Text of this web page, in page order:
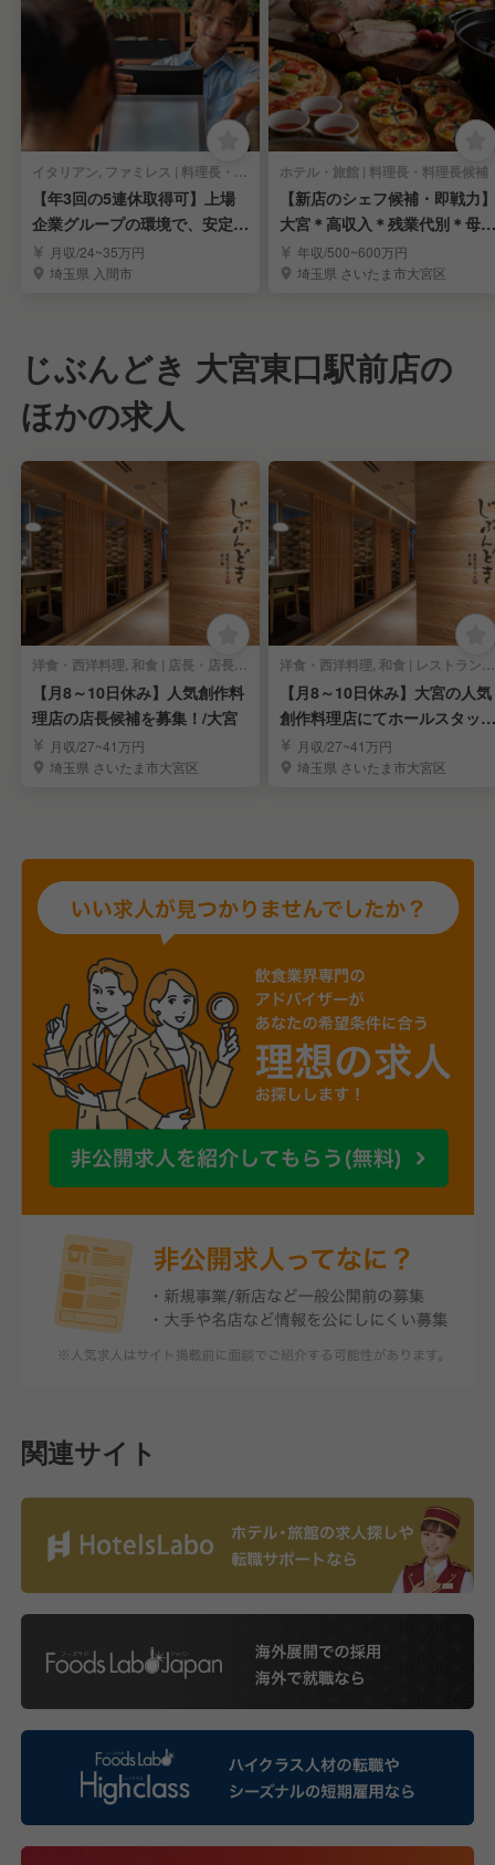
イタリアン, ファミレス | 料理長・料理長候補
【年3回の5連休取得可】上場
企業グループの環境で、安定し
たキャリアアップ！
月収/24~35万円
埼玉県 入間市
ホテル・旅館 | 料理長・料理長候補
【新店のシェフ候補・即戦力】
大宮＊高収入＊残業代別＊母体
安定＊労働環境良し
年収/500~600万円
埼玉県 さいたま市大宮区
じぶんどき 大宮東口駅前店の
ほかの求人
洋食・西洋料理, 和食 | 店長・店長候補
【月8～10日休み】人気創作料
理店の店長候補を募集！/大宮
月収/27~41万円
埼玉県 さいたま市大宮区
洋食・西洋料理, 和食 | レストランサービス・ホールスタッフ
【月8～10日休み】大宮の人気
創作料理店にてホールスタッフ
募集！
月収/27~41万円
埼玉県 さいたま市大宮区
関連サイト